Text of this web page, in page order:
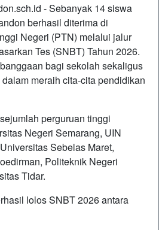
- Sebanyak 14 siswa
berhasil diterima di
Negeri (PTN) melalui jalur
Tes (SNBT) Tahun 2026.
bagi sekolah sekaligus
meraih cita-cita pendidikan
perguruan tinggi
Negeri Semarang, UIN
Universitas Sebelas Maret,
, Politeknik Negeri
Tidar.
lolos SNBT 2026 antara